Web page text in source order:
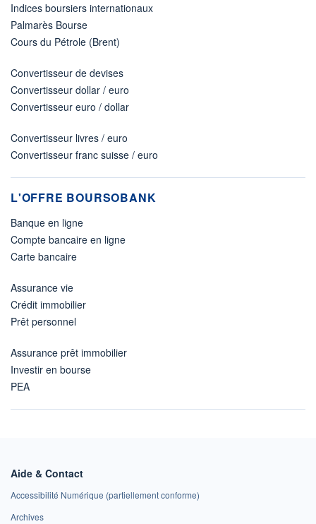
Indices boursiers internationaux
Palmarès Bourse
Cours du Pétrole (Brent)
Convertisseur de devises
Convertisseur dollar / euro
Convertisseur euro / dollar
Convertisseur livres / euro
Convertisseur franc suisse / euro
L'OFFRE BOURSOBANK
Banque en ligne
Compte bancaire en ligne
Carte bancaire
Assurance vie
Crédit immobilier
Prêt personnel
Assurance prêt immobilier
Investir en bourse
PEA
Aide & Contact
Accessibilité Numérique (partiellement conforme)
Archives